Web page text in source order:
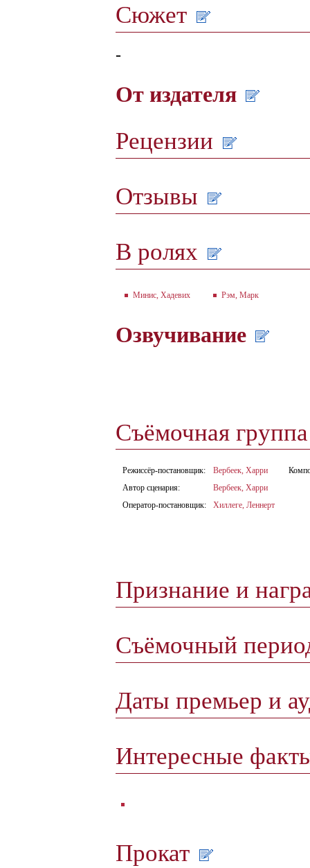
Сюжет
-
От издателя
Рецензии
Отзывы
В ролях
Минис, Хадевих Рэм, Марк
Озвучивание
Съёмочная
Режиссёр-постановщик:
Вербеек, Харри
Автор сценария:
Вербеек, Харри
Оператор-постановщик:
Хиллеге, Леннерт
Признание и
Съёмочный
Даты премьер и
Интересные
Прокат